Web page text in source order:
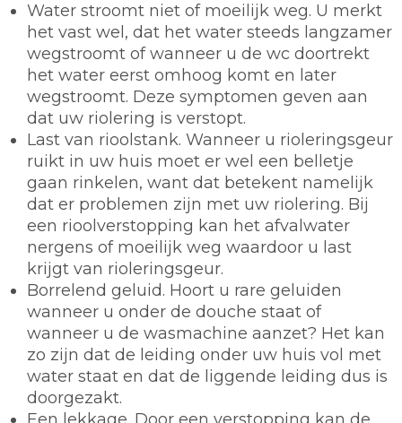
Water stroomt niet of moeilijk weg. U merkt
het vast wel, dat het water steeds langzamer
wegstroomt of wanneer u de wc doortrekt
het water eerst omhoog komt en later
wegstroomt. Deze symptomen geven aan
dat uw riolering is verstopt.
Last van rioolstank. Wanneer u rioleringsgeur
ruikt in uw huis moet er wel een belletje
gaan rinkelen, want dat betekent namelijk
dat er problemen zijn met uw riolering. Bij
een rioolverstopping kan het afvalwater
nergens of moeilijk weg waardoor u last
krijgt van rioleringsgeur.
Borrelend geluid. Hoort u rare geluiden
wanneer u onder de douche staat of
wanneer u de wasmachine aanzet? Het kan
zo zijn dat de leiding onder uw huis vol met
water staat en dat de liggende leiding dus is
doorgezakt.